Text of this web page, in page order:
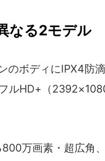
なる2モデル
のボディにIPX4防
ルHD+（
万画素・超広角